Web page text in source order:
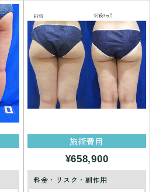
施術費用
¥658,900
料金・リスク・副作用